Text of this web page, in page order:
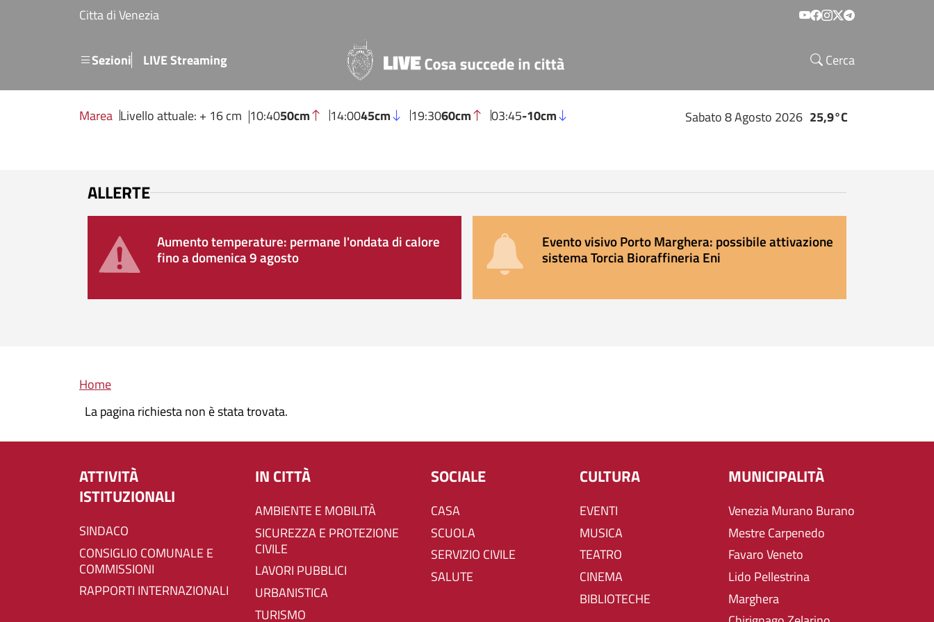
Salta al contenuto principale
Citta di Venezia Social menu
SezioniMenu secondario
LIVE Streaming Cerca
Marea Livello attuale: + 16 cm 10:4050cm 14:0045cm 19:3060cm 03:45-10cm Sabato 8 Agosto 2026 25,9°C
ALLERTE
Aumento temperature: permane l'ondata di calore
fino a domenica 9 agosto
Evento visivo Porto Marghera: possibile attivazione
sistema Torcia Bioraffineria Eni
Briciole di pane
Home
La pagina richiesta non è stata trovata.
ATTIVITÀ
ISTITUZIONALI
SINDACO
CONSIGLIO COMUNALE E
COMMISSIONI
RAPPORTI INTERNAZIONALI
IN CITTÀ
AMBIENTE E MOBILITÀ
SICUREZZA E PROTEZIONE
CIVILE
LAVORI PUBBLICI
URBANISTICA
TURISMO
SOCIALE
CASA
SCUOLA
SERVIZIO CIVILE
SALUTE
CULTURA
EVENTI
MUSICA
TEATRO
CINEMA
BIBLIOTECHE
MUNICIPALITÀ
Venezia Murano Burano
Mestre Carpenedo
Favaro Veneto
Lido Pellestrina
Marghera